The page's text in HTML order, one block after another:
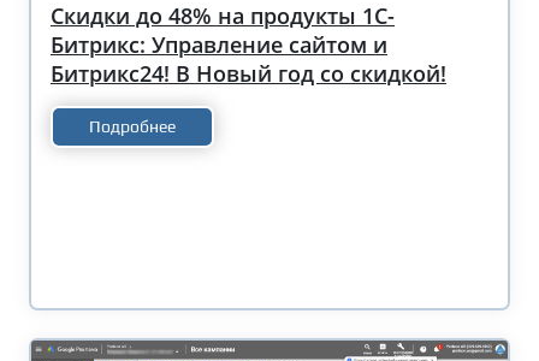
Скидки до 48% на продукты 1С-
Битрикс: Управление сайтом и
Битрикс24! В Новый год со скидкой!
Подробнее